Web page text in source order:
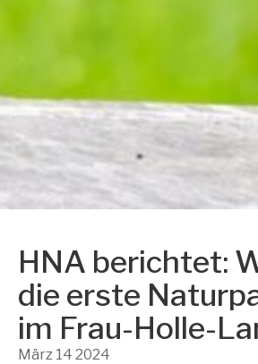
HNA berichtet:
die erste
im Frau-Holle-
März 14 2024